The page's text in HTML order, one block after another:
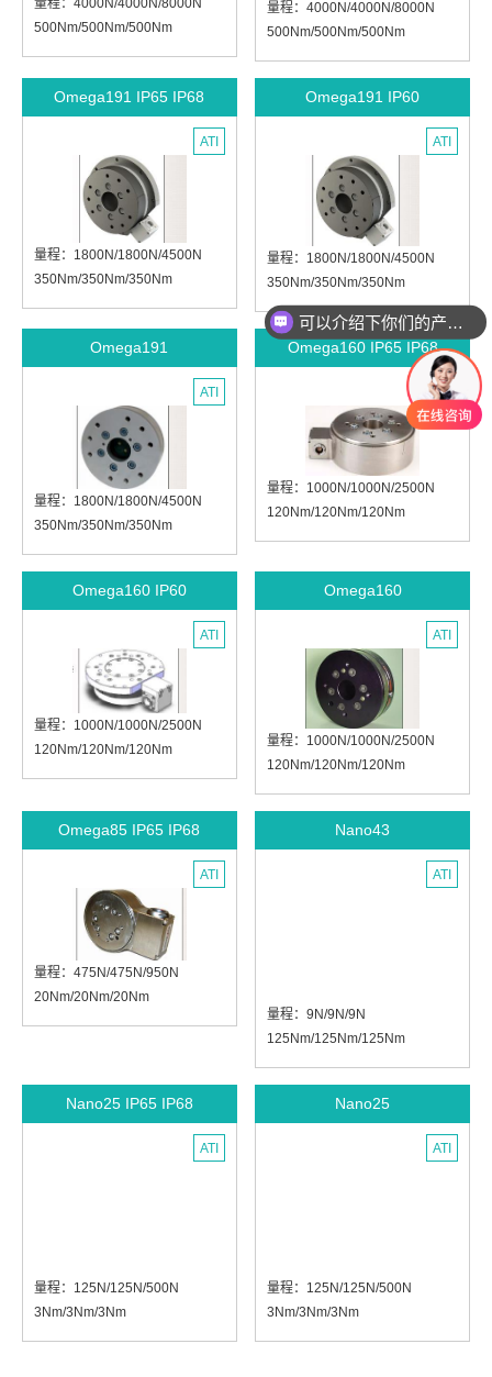
500Nm/500Nm/500Nm
1000Nm/1000Nm/1000Nm
16000N/16000N/32000N
高度：94.9mm
量程：4000N/4000N/8000N
500Nm/500Nm/500Nm
1000Nm/1000Nm/1000Nm
16000N/16000N/32000N
2000Nm/2000Nm/2000Nm
直径：295mm
高度：94.9mm
Omega191 IP65 IP68
ATI
量程：1800N/1800N/4500N
350Nm/350Nm/350Nm
700Nm/700Nm/700Nm
7200N/7200N/18000N
1400Nm/1400Nm/1400Nm
高度：74.8mm
Omega191 IP60
ATI
量程：1800N/1800N/4500N
350Nm/350Nm/350Nm
3600N/3600N/9000N
700Nm/700Nm/700Nm
7200N/7200N/18000N
1400Nm/1400Nm/1400Nm
高度：73.7mm
Omega191
ATI
量程：1800N/1800N/4500N
350Nm/350Nm/350Nm
700Nm/700Nm/700Nm
7200N/7200N/18000N
1400Nm/1400Nm/1400Nm
直径：190mm
高度：64mm
Omega160 IP65 IP68
ATI
量程：1000N/1000N/2500N
120Nm/120Nm/120Nm
2500N/2500N/6250N
400Nm/400Nm/400Nm
高度：65.9mm
Omega160 IP60
ATI
量程：1000N/1000N/2500N
120Nm/120Nm/120Nm
2500N/2500N/6250N
400Nm/400Nm/400Nm
高度：57.7mm
Omega160
ATI
量程：1000N/1000N/2500N
120Nm/120Nm/120Nm
240Nm/240Nm/240Nm
2500N/2500N/6250N
Omega85 IP65 IP68
ATI
量程：475N/475N/950N
20Nm/20Nm/20Nm
Nano43
ATI
量程：9N/9N/9N
125Nm/125Nm/125Nm
250Nm/250Nm/250Nm
36N/36N/56.4N
Nano25 IP65 IP68
ATI
量程：125N/125N/500N
3Nm/3Nm/3Nm
Nano25
ATI
量程：125N/125N/500N
3Nm/3Nm/3Nm